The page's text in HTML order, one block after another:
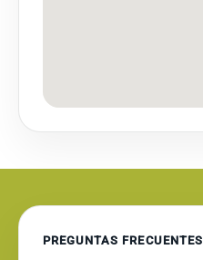
PREGUNTAS FRECUENTES